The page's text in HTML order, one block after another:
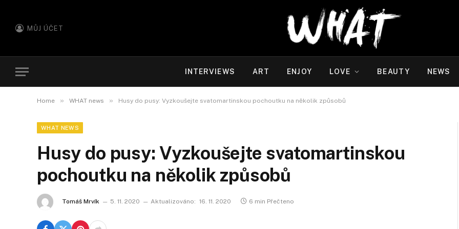
MŮJ ÚČET
INTERVIEWS ART ENJOY LOVE BEAUTY NEWS
Home » WHAT news » Husy do pusy: Vyzkoušejte svatomartinskou pochoutku na několik způsobů
WHAT NEWS
Husy do pusy: Vyzkoušejte svatomartinskou
pochoutku na několik způsobů
Tomáš Mrvík 5. 11. 2020 Aktualizováno: 16. 11. 2020 6 min Přečteno